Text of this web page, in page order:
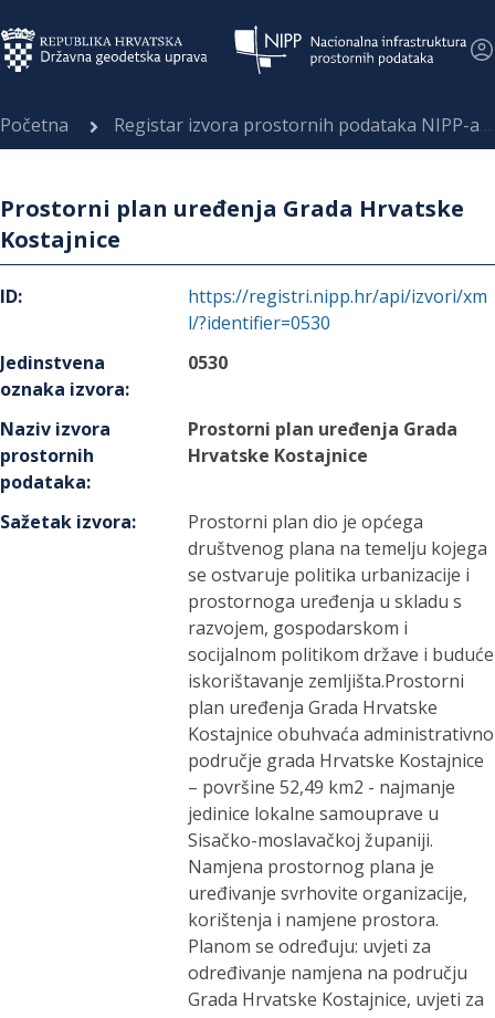
Početna Registar izvora prostornih podataka NIPP-a
Prostorni plan uređenja Grada Hrvatske
Kostajnice
ID:
https://registri.nipp.hr/api/izvori/xm
l/?identifier=0530
Jedinstvena
oznaka izvora:
0530
Naziv izvora
prostornih
podataka:
Prostorni plan uređenja Grada
Hrvatske Kostajnice
Sažetak izvora:
Prostorni plan dio je općega
društvenog plana na temelju kojega
se ostvaruje politika urbanizacije i
prostornoga uređenja u skladu s
razvojem, gospodarskom i
socijalnom politikom države i buduće
iskorištavanje zemljišta.Prostorni
plan uređenja Grada Hrvatske
Kostajnice obuhvaća administrativno
područje grada Hrvatske Kostajnice
– površine 52,49 km2 - najmanje
jedinice lokalne samouprave u
Sisačko-moslavačkoj županiji.
Namjena prostornog plana je
uređivanje svrhovite organizacije,
korištenja i namjene prostora.
Planom se određuju: uvjeti za
određivanje namjena na području
Grada Hrvatske Kostajnice, uvjeti za